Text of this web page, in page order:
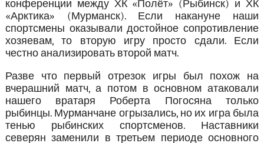
конференции между ХК «Полёт» (Рыбинск) и ХК
«Арктика» (Мурманск). Если накануне наши
спортсмены оказывали достойное сопротивление
хозяевам, то вторую игру просто сдали. Если
честно анализировать второй матч.
Разве что первый отрезок игры был похож на
вчерашний матч, а потом в основном атаковали
нашего вратаря Роберта Погосяна только
рыбинцы. Мурманчане огрызались, но их игра была
тенью рыбинских спортсменов. Наставники
северян заменили в третьем периоде основного